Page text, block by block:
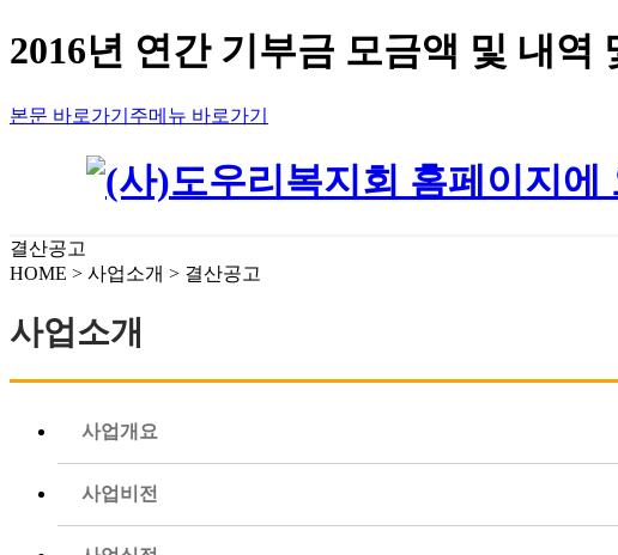
2016년 연간 기부금 모금액 및 내
본문 바로가기 주메뉴 바로가기
결산공고
HOME > 사업소개 > 결산공고
사업소개
사업개요
사업비전